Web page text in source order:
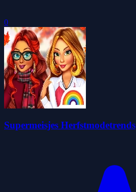
0
Supermeisjes Herfstmodetrends